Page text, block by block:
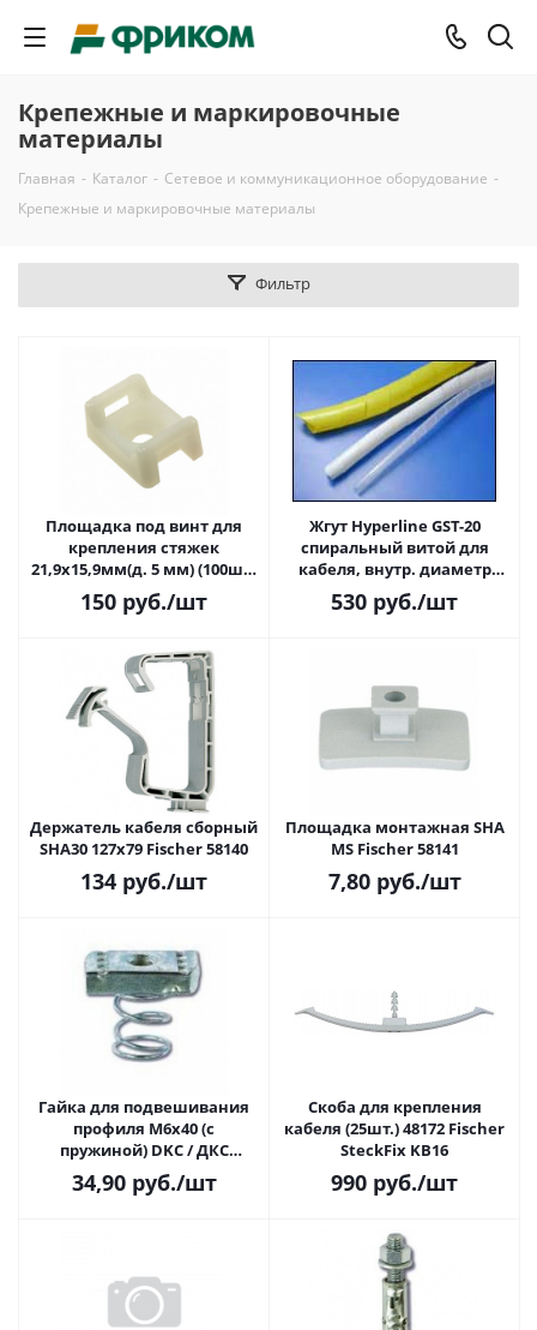
Крепежные и маркировочные
материалы
Главная - Каталог - Сетевое и коммуникационное оборудование -
Крепежные и маркировочные материалы
Фильтр
Площадка под винт для
крепления стяжек
21,9х15,9мм(д. 5 мм) (100шт)
TM-3S10C
150 руб./шт
Жгут Hyperline GST-20
спиральный витой для
кабеля, внутр. диаметр
20мм (10m)
530 руб./шт
Держатель кабеля сборный
SHA30 127x79 Fischer 58140
134 руб./шт
Площадка монтажная SHA
MS Fischer 58141
7,80руб./шт
Гайка для подвешивания
профиля М6x40 (с
пружиной) DKC / ДКС
CM150600 (34138)
34,90руб./шт
Скоба для крепления
кабеля (25шт.) 48172 Fischer
SteckFix KB16
990 руб./шт